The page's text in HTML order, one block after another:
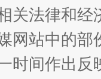
关法律和
网站中的
时间作出